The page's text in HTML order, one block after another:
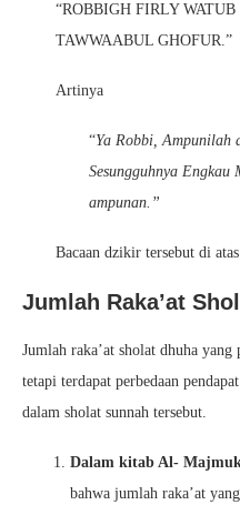
“ROBBIGH FIRLY
TAWWAABUL GHOFUR.”
Artinya
“Ya Robbi, Ampunilah
Sesungguhnya
ampunan.”
Bacaan dzikir tersebut di
Jumlah Raka’at
Jumlah raka’at sholat dhuha
tetapi terdapat perbedaan
dalam sholat sunnah tersebut.
Dalam kitab Al-
bahwa jumlah raka’at